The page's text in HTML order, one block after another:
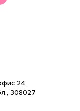
24,
308027